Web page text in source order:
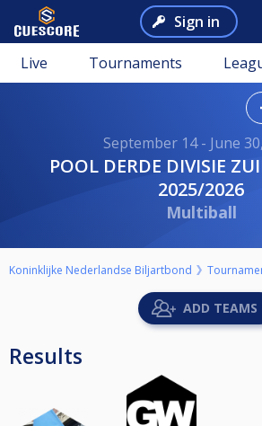
Sign in
Live Tournaments
September 14 - June
POOL DERDE DIVISIE ZUID-MIDDEN
2025/2026
Multiball
Koninklijke Nederlandse Biljartbond
ADD TEAMS
Results